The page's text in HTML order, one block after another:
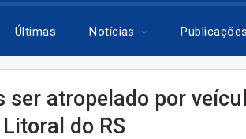
Últimas Notícias
ser atropelado por
do RS